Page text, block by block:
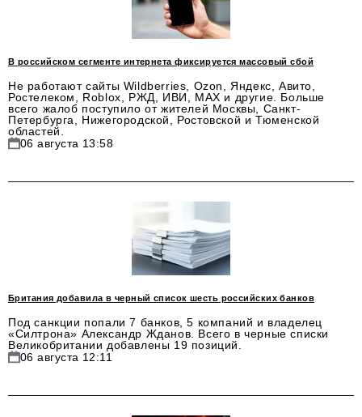
Импортозамещение
ОПК
+7 495 727-01-67
Электронные почты редакции:
Информационный отдел
info@business-magazine.online
Отдел рекламы
В российском сегменте интернета фиксируется массовый сбой
Не работают сайты Wildberries, Ozon, Яндекс, Авито,
Ростелеком, Roblox, РЖД, ИВИ, MAX и другие. Больше
всего жалоб поступило от жителей Москвы, Санкт-
Петербурга, Нижегородской, Ростовской и Тюменской
областей.
06 августа 13:58
Британия добавила в черный список шесть российских банков
Под санкции попали 7 банков, 5 компаний и владелец
«Силтрона» Александр Жданов. Всего в черные списки
Великобритании добавлены 19 позиций.
06 августа 12:11